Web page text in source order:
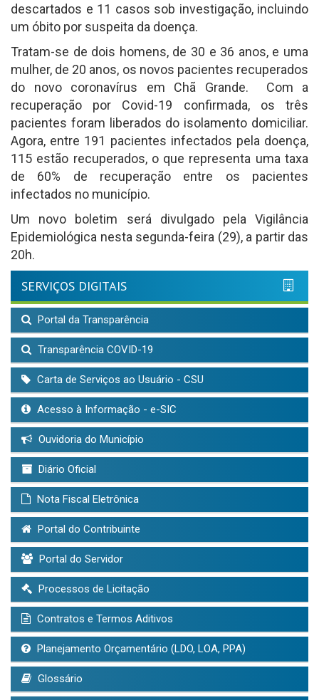
descartados e 11 casos sob investigação, incluindo
um óbito por suspeita da doença.
Tratam-se de dois homens, de 30 e 36 anos, e uma
mulher, de 20 anos, os novos pacientes recuperados
do novo coronavírus em Chã Grande. Com a
recuperação por Covid-19 confirmada, os três
pacientes foram liberados do isolamento domiciliar.
Agora, entre 191 pacientes infectados pela doença,
115 estão recuperados, o que representa uma taxa
de 60% de recuperação entre os pacientes
infectados no município.
Um novo boletim será divulgado pela Vigilância
Epidemiológica nesta segunda-feira (29), a partir das
20h.
SERVIÇOS DIGITAIS
Portal da Transparência
Transparência COVID-19
Carta de Serviços ao Usuário - CSU
Acesso à Informação - e-SIC
Ouvidoria do Município
Diário Oficial
Nota Fiscal Eletrônica
Portal do Contribuinte
Portal do Servidor
Processos de Licitação
Contratos e Termos Aditivos
Planejamento Orçamentário (LDO, LOA, PPA)
Glossário